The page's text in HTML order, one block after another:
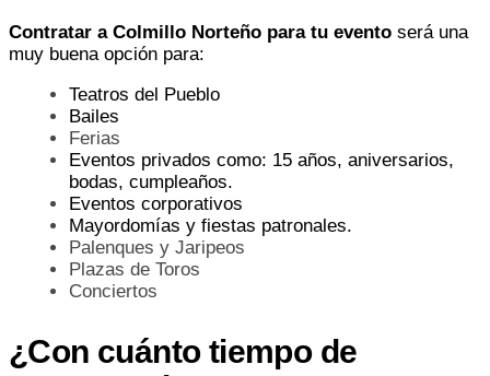
Contratar a Colmillo Norteño para tu evento será una
muy buena opción para:
Teatros del Pueblo
Bailes
Ferias
Eventos privados como: 15 años, aniversarios,
bodas, cumpleaños.
Eventos corporativos
Mayordomías y fiestas patronales.
Palenques y Jaripeos
Plazas de Toros
Conciertos
¿Con cuánto tiempo de